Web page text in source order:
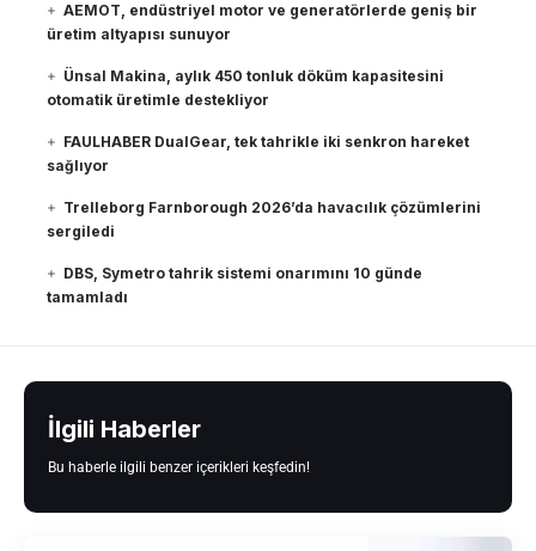
AEMOT, endüstriyel motor ve generatörlerde geniş bir
üretim altyapısı sunuyor
Ünsal Makina, aylık 450 tonluk döküm kapasitesini
otomatik üretimle destekliyor
FAULHABER DualGear, tek tahrikle iki senkron hareket
sağlıyor
Trelleborg Farnborough 2026’da havacılık çözümlerini
sergiledi
DBS, Symetro tahrik sistemi onarımını 10 günde
tamamladı
İlgili Haberler
Bu haberle ilgili benzer içerikleri keşfedin!